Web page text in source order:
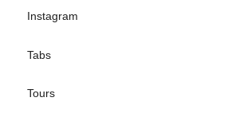
Instagram
Tabs
Tours